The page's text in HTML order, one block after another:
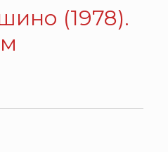
(1978).